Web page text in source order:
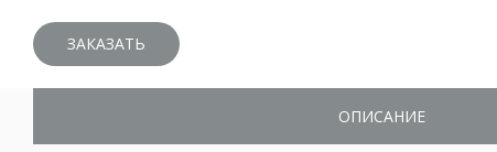
ЗАКАЗАТЬ
ОПИСАНИЕ